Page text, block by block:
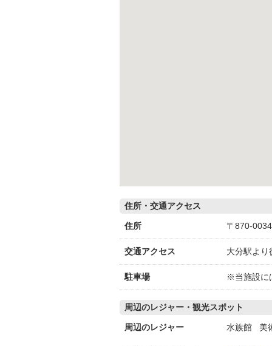
住所・交通アクセス
住所 〒870-
交通アクセス 大分駅より
駐車場 ※当施設に
周辺のレジャー・観光スポット
周辺のレジャー 水族館 美